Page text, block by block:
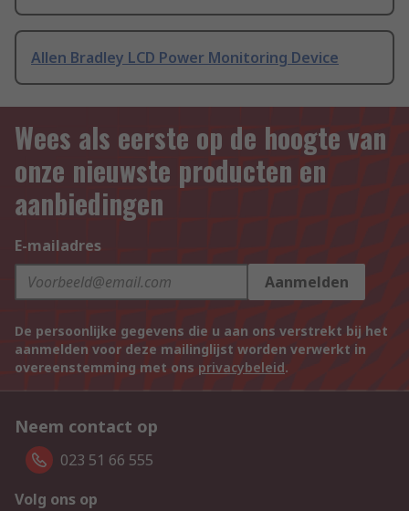
Allen Bradley LCD Power Monitoring Device
Wees als eerste op de hoogte van
onze nieuwste producten en
aanbiedingen
E-mailadres
Aanmelden
De persoonlijke gegevens die u aan ons verstrekt bij het
aanmelden voor deze mailinglijst worden verwerkt in
overeenstemming met ons privacybeleid.
Neem contact op
023 51 66 555
Volg ons op